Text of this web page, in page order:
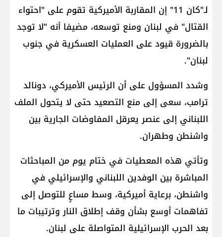
لـ"كان 11" إن المقاربة الأميركية تقوم على "احتواء
القتال" في لبنان ومنع توسعه، مضيفا أنه "لا توجد
بالضرورة قيود على العمليات العسكرية في جنوب
لبنان".
وشدد المسؤول على أن الرئيس الأميركي، ​دونالد
ترامب​، سعى إلى منع التصعيد حتى لا يتحول الملف
اللبناني إلى عنصر يعرقل المفاوضات الجارية بين
واشنطن وطهران.
وتأتي هذه المعطيات في ختام يوم من المباحثات
المباشرة بين الوفدين اللبناني والإسرائيلي في
واشنطن، برعاية أميركية، وسط مساعٍ للتوصل إلى
تفاهمات أوسع بشأن وقف إطلاق النار وترتيبات ما
بعد الحرب الإسرائيلية المتواصلة على لبنان.